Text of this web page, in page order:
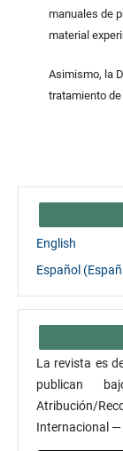
manuales de
material
Asimismo, la
tratamiento
English
Español
La revista es
publican
Atribución/
Internacional —